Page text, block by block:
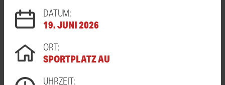
DATUM:
19. JUNI 2026
ORT:
SPORTPLATZ AU
UHRZEIT: